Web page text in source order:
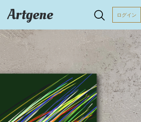
Artgene ログイン